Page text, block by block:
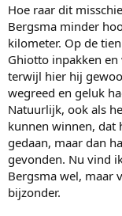
Hoe raar dit
Bergsma minder
kilometer. Op de
Ghiotto inpakken
terwijl hier hij
wegreed en geluk
Natuurlijk, ook als
kunnen winnen, dat
gedaan, maar dan
gevonden. Nu vind
Bergsma wel, maar
bijzonder.